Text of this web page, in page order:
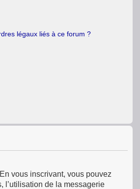
légaux liés à ce forum ?
vous inscrivant, vous pouvez
l’utilisation de la messagerie